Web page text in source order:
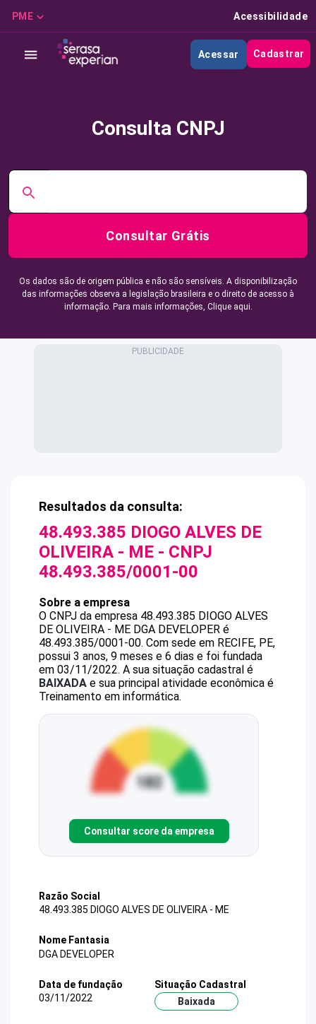
PME Acessibilidade
Acessar Cadastrar
Consulta CNPJ
Consultar Grátis
Os dados são de origem pública e não são sensíveis. A disponibilização
das informações observa a legislação brasileira e o direito de acesso à
informação. Para mais informações, Clique aqui.
Resultados da consulta:
48.493.385 DIOGO ALVES DE
OLIVEIRA - ME - CNPJ
48.493.385/0001-00
Sobre a empresa
O CNPJ da empresa 48.493.385 DIOGO ALVES
DE OLIVEIRA - ME DGA DEVELOPER é
48.493.385/0001-00. Com sede em RECIFE, PE,
possui 3 anos, 9 meses e 6 dias e foi fundada
em 03/11/2022. A sua situação cadastral é
BAIXADA e sua principal atividade econômica é
Treinamento em informática.
Consultar score da empresa
Razão Social
48.493.385 DIOGO ALVES DE OLIVEIRA - ME
Nome Fantasia
DGA DEVELOPER
Data de fundação
03/11/2022
Situação Cadastral
Baixada